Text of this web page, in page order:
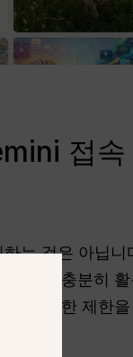
접속
는 것은 아닙니
등을 충분히
단순한 제한